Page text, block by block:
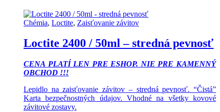
Chémia, Loctite, Zaisťovanie závitov
Loctite 2400 / 50ml – stredná pevnosť
CENA PLATÍ LEN PRE ESHOP. NIE PRE KAMENNÝ
OBCHOD !!!
Lepidlo na zaisťovanie závitov – stredná pevnosť. “Čistá”
Karta bezpečnostných údajov. Vhodné na všetky kovové
závitové zostavy.